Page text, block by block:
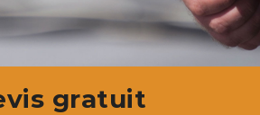
gratuit